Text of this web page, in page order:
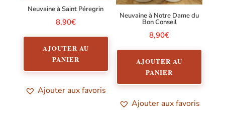
Neuvaine à Saint Péregrin
8,90€
AJOUTER AU
PANIER
Ajouter aux favoris
Neuvaine à Notre Dame du
Bon Conseil
8,90€
AJOUTER AU
PANIER
Ajouter aux favoris